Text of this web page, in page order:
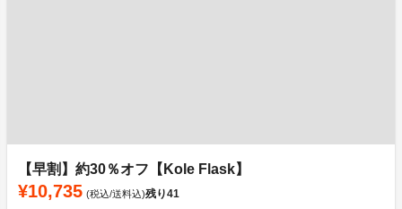
【早割】約30％オフ【Kole Flask】
¥10,735 (税込/送料込)残り41